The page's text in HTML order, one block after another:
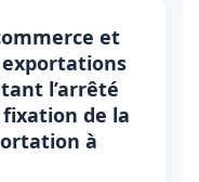
et
l’arrêté
de la
à